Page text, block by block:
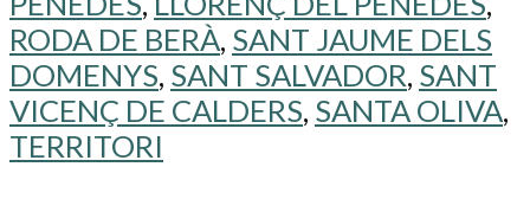
RODA DE BERÀ, SANT JAUME DELS
DOMENYS, SANT SALVADOR, SANT
VICENÇ DE CALDERS, SANTA OLIVA,
TERRITORI